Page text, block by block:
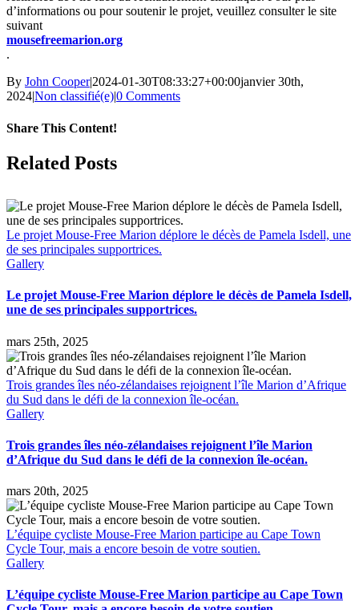
d’informations ou pour soutenir le projet, veuillez consulter le site
suivant
mousefreemarion.org
.
By John Cooper|2024-01-30T08:33:27+00:00janvier 30th,
2024|Non classifié(e)|0 Comments
Share This Content!
Facebook
X
LinkedIn
WhatsApp
Tumblr
Pinterest
Email
Related Posts
Le projet Mouse-Free Marion déplore le décès de Pamela Isdell, une
de ses principales supportrices.
Gallery
Le projet Mouse-Free Marion déplore le décès de Pamela Isdell,
une de ses principales supportrices.
mars 25th, 2025
Trois grandes îles néo-zélandaises rejoignent l’île Marion d’Afrique
du Sud dans le défi de la connexion île-océan.
Gallery
Trois grandes îles néo-zélandaises rejoignent l’île Marion
d’Afrique du Sud dans le défi de la connexion île-océan.
mars 20th, 2025
L’équipe cycliste Mouse-Free Marion participe au Cape Town
Cycle Tour, mais a encore besoin de votre soutien.
Gallery
L’équipe cycliste Mouse-Free Marion participe au Cape Town